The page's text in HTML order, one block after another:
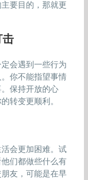
要目的，那就更
击
会遇到一些行为
你不能指望事情
保持开放的心
转变更顺利。
会更加困难。试
们都做些什么有
友，可能是在早